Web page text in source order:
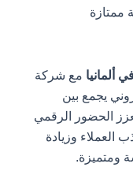
مع شركة
يجمع بين
الحضور الرقمي
وزيادة
ومتميزة.